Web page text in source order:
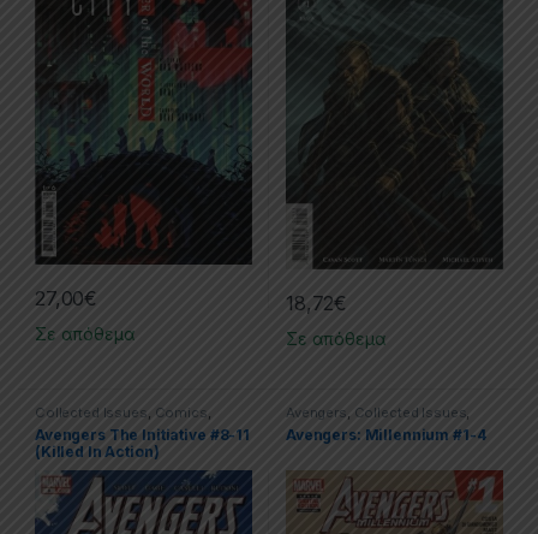
27,00€
Σε απόθεμα
18,72€
Σε απόθεμα
Collected Issues, Comics,
Marvel
Avengers The Initiative #8-11
(Killed In Action)
Avengers, Collected Issues,
Comics Limited Series Marvel
Avengers: Millennium #1-4